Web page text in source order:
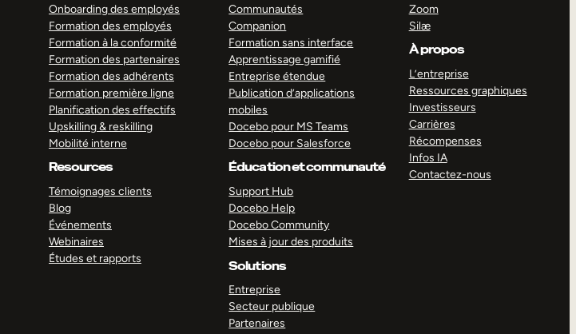
Onboarding des employés
Formation des employés
Formation à la conformité
Formation des partenaires
Formation des adhérents
Formation première ligne
Planification des effectifs
Upskilling & reskilling
Mobilité interne
Resources
Témoignages clients
Blog
Événements
Webinaires
Études et rapports
Communautés
Companion
Formation sans interface
Apprentissage gamifié
Entreprise étendue
Publication d’applications
mobiles
Docebo pour MS Teams
Docebo pour Salesforce
Éducation et communauté
Support Hub
Docebo Help
Docebo Community
Mises à jour des produits
Solutions
Entreprise
Secteur publique
Partenaires
Zoom
Silæ
À propos
L’entreprise
Ressources graphiques
Investisseurs
Carrières
Récompenses
Infos IA
Contactez-nous